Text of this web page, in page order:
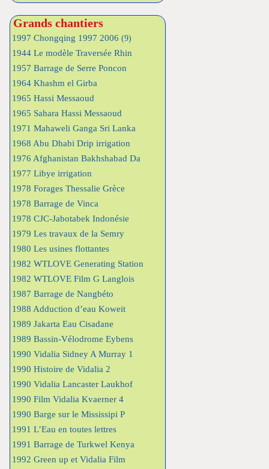
Grands chantiers
1997 Chongqing 1997 2006 (9)
1944 Le modèle Traversée Rhin
1957 Barrage de Serre Poncon
1964 Khashm el Girba
1965 Hassi Messaoud
1965 Sahara Hassi Messaoud
1971 Mahaweli Ganga Sri Lanka
1968 Abu Dhabi Drip irrigation
1976 Afghanistan Bakhshabad Da
1977 Libye irrigation
1978 Forages Thessalie Grèce
1978 Barrage de Vinca
1978 CJC-Jabotabek Indonésie
1979 Les travaux de la Semry
1980 Les usines flottantes
1982 WTLOVE Generating Station
1982 WTLOVE Film G Langlois
1987 Barrage de Nangbéto
1988 Adduction d’eau Koweit
1989 Jakarta Eau Cisadane
1989 Bassin-Vélodrome Eybens
1990 Vidalia Sidney A Murray 1
1990 Histoire de Vidalia 2
1990 Vidalia Lancaster Laukhof
1990 Film Vidalia Kvaerner 4
1990 Barge sur le Mississipi P
1991 L’Eau en toutes lettres
1991 Barrage de Turkwel Kenya
1992 Green up et Vidalia Film